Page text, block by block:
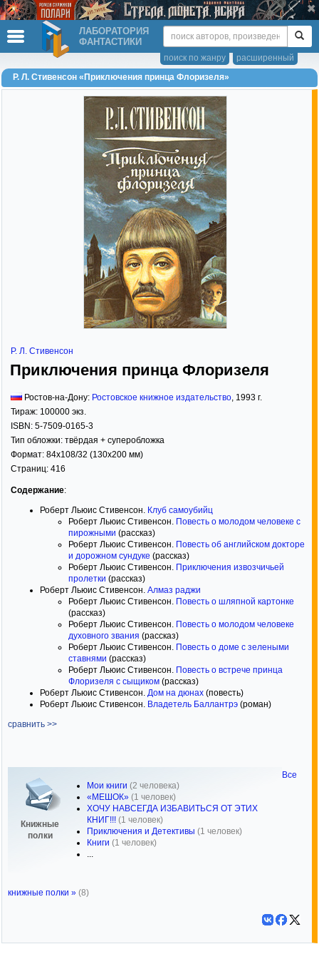
ЛАБОРАТОРИЯ
ФАНТАСТИКИ
расширенный
поиск по жанру
Р. Л. Стивенсон «Приключения принца Флоризеля»
Р. Л. Стивенсон
Приключения принца Флоризеля
Ростов-на-Дону: Ростовское книжное издательство, 1993 г.
Тираж: 100000 экз.
ISBN: 5-7509-0165-3
Тип обложки: твёрдая + суперобложка
Формат: 84x108/32 (130x200 мм)
Страниц: 416
Содержание:
Роберт Льюис Стивенсон. Клуб самоубийц
Роберт Льюис Стивенсон. Повесть о молодом человеке с
пирожными (рассказ)
Роберт Льюис Стивенсон. Повесть об английском докторе
и дорожном сундуке (рассказ)
Роберт Льюис Стивенсон. Приключения извозчичьей
пролетки (рассказ)
Роберт Льюис Стивенсон. Алмаз раджи
Роберт Льюис Стивенсон. Повесть о шляпной картонке
(рассказ)
Роберт Льюис Стивенсон. Повесть о молодом человеке
духовного звания (рассказ)
Роберт Льюис Стивенсон. Повесть о доме с зелеными
ставнями (рассказ)
Роберт Льюис Стивенсон. Повесть о встрече принца
Флоризеля с сыщиком (рассказ)
Роберт Льюис Стивенсон. Дом на дюнах (повесть)
Роберт Льюис Стивенсон. Владетель Баллантрэ (роман)
сравнить >>
Книжные
полки
Мои книги (2 человека)
«МЕШОК» (1 человек)
ХОЧУ НАВСЕГДА ИЗБАВИТЬСЯ ОТ ЭТИХ
КНИГ!!! (1 человек)
Приключения и Детективы (1 человек)
Книги (1 человек)
...
Все
книжные полки » (8)